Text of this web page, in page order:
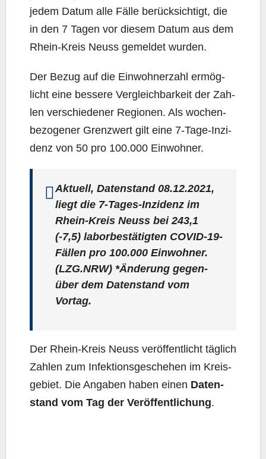
jedem Datum alle Fäl­le berück­sich­tigt, die
in den 7 Tagen vor die­sem Datum aus dem
Rhein-Kreis Neuss gemel­det wurden.
Der Bezug auf die Ein­woh­ner­zahl ermög­
licht eine bes­se­re Ver­gleich­bar­keit der Zah­
len ver­schie­de­ner Regio­nen. Als wochen­
be­zo­ge­ner Grenz­wert gilt eine 7‑Ta­ge-Inzi­
denz von 50 pro 100.000 Einwohner.
Aktu­ell, Daten­stand 08.12.2021,
liegt die 7‑Ta­ges-Inzi­denz im
Rhein-Kreis Neuss bei243,1
(-7,5) labor­be­stä­tig­ten COVID-19-
Fäl­len pro 100.000 Ein­woh­ner.
(LZG.NRW) *Ände­rung gegen­
über dem Daten­stand vom
Vortag.
Der Rhein-Kreis Neuss ver­öf­fent­licht täg­lich
Zah­len zum Infek­ti­ons­ge­sche­hen im Kreis­
ge­biet. Die Anga­ben haben einen Daten­
stand vom Tag der Ver­öf­fent­li­chung.